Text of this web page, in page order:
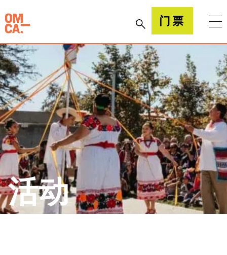
到
内
容
加州奥克兰博物馆(OMCA) 门票
活动